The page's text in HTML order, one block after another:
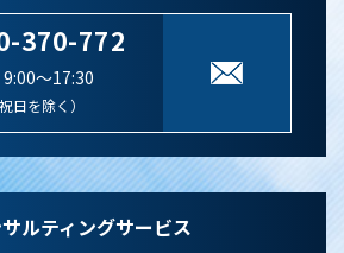
370-772
～17:30
日を除く）
ルティングサービス